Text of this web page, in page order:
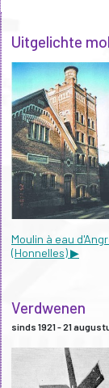
Uitgelichte
Moulin à eau
(Honnelles) ▶
Verdwenen
sinds 1921 - 21